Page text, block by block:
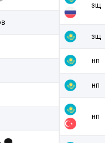
зщ
зщ
нп
нп
нп